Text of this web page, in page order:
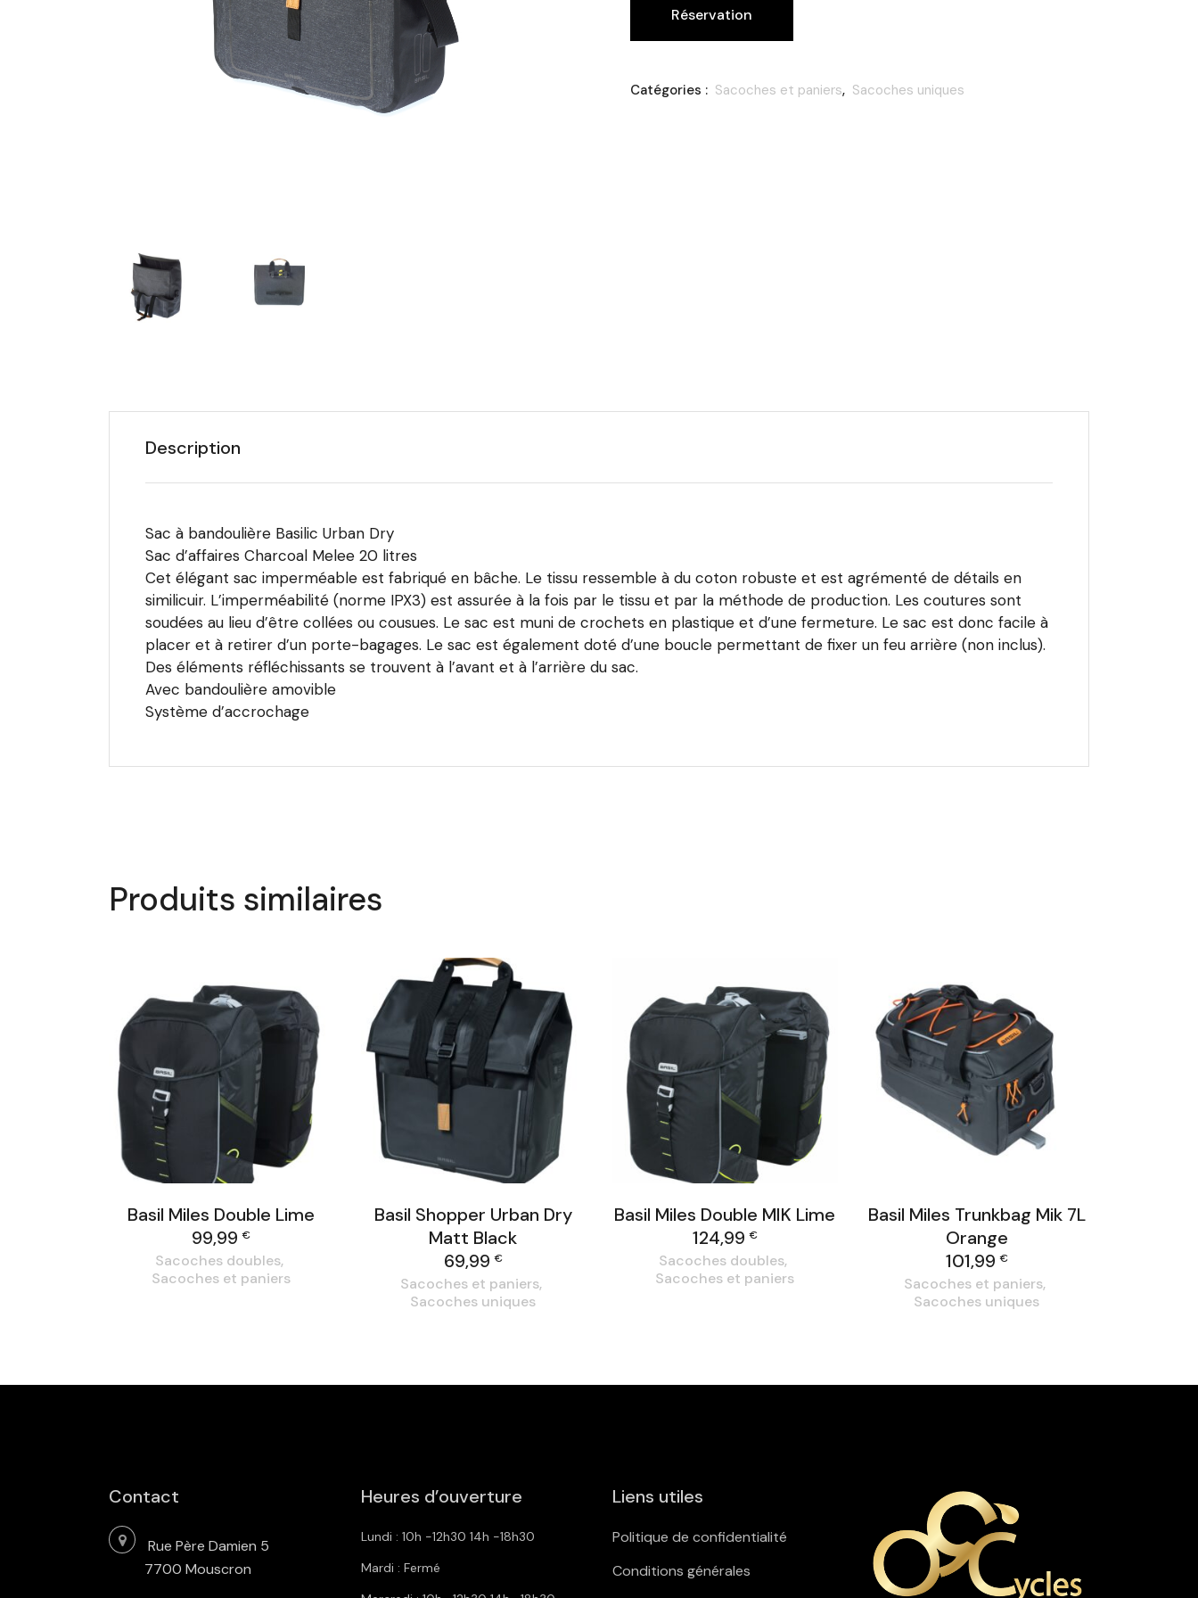
Réservation
Catégories : Sacoches et paniers, Sacoches uniques
Description
Sac à bandoulière Basilic Urban Dry
Sac d’affaires Charcoal Melee 20 litres
Cet élégant sac imperméable est fabriqué en bâche. Le tissu ressemble à du coton robuste et est agrémenté de détails en
similicuir. L’imperméabilité (norme IPX3) est assurée à la fois par le tissu et par la méthode de production. Les coutures sont
soudées au lieu d’être collées ou cousues. Le sac est muni de crochets en plastique et d’une fermeture. Le sac est donc facile à
placer et à retirer d’un porte-bagages. Le sac est également doté d’une boucle permettant de fixer un feu arrière (non inclus).
Des éléments réfléchissants se trouvent à l’avant et à l’arrière du sac.
Avec bandoulière amovible
Système d’accrochage
Produits similaires
Basil Miles Double Lime
99,99€
Sacoches doubles
Sacoches et paniers
Basil Shopper Urban Dry
Matt Black
69,99€
Sacoches et paniers
Sacoches uniques
Basil Miles Double MIK Lime
124,99€
Sacoches doubles
Sacoches et paniers
Basil Miles Trunkbag Mik 7L
Orange
101,99€
Sacoches et paniers
Sacoches uniques
Contact
Rue Père Damien 5
7700 Mouscron
Heures d’ouverture
Lundi : 10h -12h30 14h -18h30
Mardi : Fermé
Liens utiles
Politique de confidentialité
Conditions générales